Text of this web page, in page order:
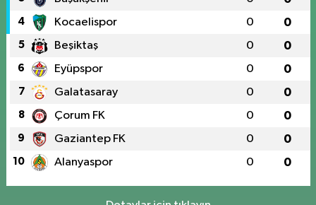
4 Kocaelispor 0 0
5 Beşiktaş 0 0
6 Eyüpspor 0 0
7 Galatasaray 0 0
8 Çorum FK 0 0
9 Gaziantep FK 0 0
10 Alanyaspor 0 0